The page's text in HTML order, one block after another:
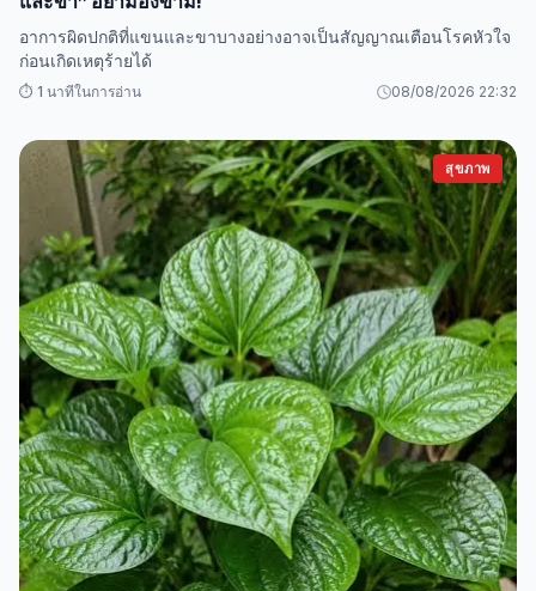
อาการผิดปกติที่แขนและขาบางอย่างอาจเป็นสัญญาณเตือนโรคหัวใจ
ก่อนเกิดเหตุร้ายได้
⏱️ 1 นาทีในการอ่าน 08/08/2026 22:32
สุขภาพ